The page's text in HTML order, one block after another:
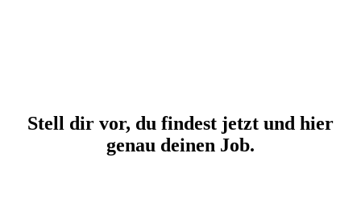
Stell dir vor, du findest jetzt und hier
genau deinen Job.